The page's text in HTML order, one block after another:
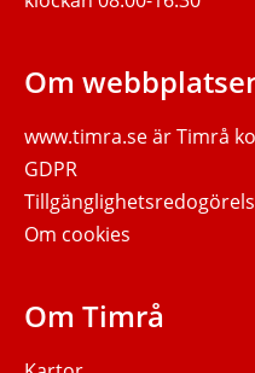
Om
www.timra.seär Timrå
GDPR
Om cookies
Om Timrå